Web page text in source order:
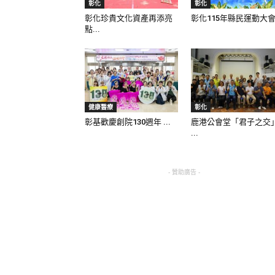
彰化
彰化珍貴文化資產再添亮
點...
彰化
彰化115年縣民運動大
健康醫療
彰基歡慶創院130週年 ...
彰化
鹿港公會堂「君子之交
...
- 贊助廣告 -